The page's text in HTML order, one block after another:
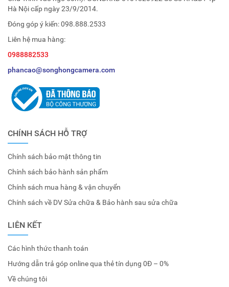
Hà Nội cấp ngày 23/9/2014.
Đóng góp ý kiến:098.888.2533
Liên hệ mua hàng:
0988882533
phancao@songhongcamera.com
CHÍNH SÁCH HỖ TRỢ
Chính sách bảo mật thông tin
Chính sách bảo hành sản phẩm
Chính sách mua hàng & vận chuyển
Chính sách về DV Sửa chữa & Bảo hành sau sửa chữa
LIÊN KẾT
Các hình thức thanh toán
Hướng dẫn trả góp online qua thẻ tín dụng 0Đ – 0%
Về chúng tôi